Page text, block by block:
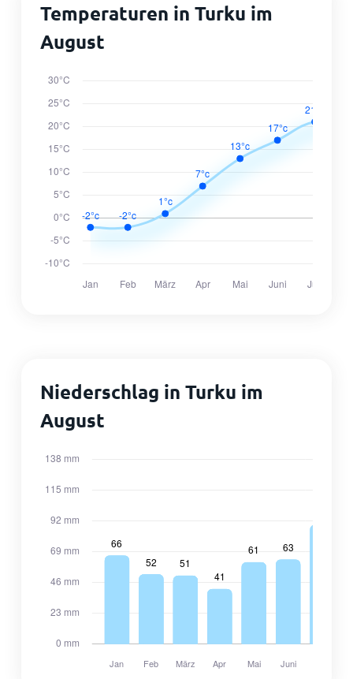
Temperaturen in Turku im
August
Niederschlag in Turku im
August